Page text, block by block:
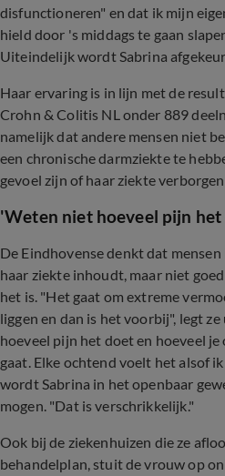
disfunctioneren" en dat ik mijn
hield door 's middags te gaan
Uiteindelijk wordt Sabrina
Haar ervaring is in lijn met de
Crohn & Colitis NL onder 889
namelijk dat andere mensen niet
een chronische darmziekte te
gevoel zijn of haar ziekte
'Weten niet hoeveel pijn
De Eindhovense denkt dat
haar ziekte inhoudt, maar niet
het is. "Het gaat om extreme
liggen en dan is het voorbij", legt
hoeveel pijn het doet en hoeveel
gaat. Elke ochtend voelt het alsof
wordt Sabrina in het openbaar
mogen. "Dat is verschrikkelijk."
Ook bij de ziekenhuizen die ze
behandelplan, stuit de vrouw op